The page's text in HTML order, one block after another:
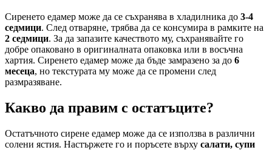
Сиренето едамер може да се съхранява в хладилника до 3-4
седмици. След отваряне, трябва да се консумира в рамките на
2 седмици. За да запазите качеството му, съхранявайте го
добре опаковано в оригиналната опаковка или в восъчна
хартия. Сиренето едамер може да бъде замразено за до 6
месеца, но текстурата му може да се промени след
размразяване.
Какво да правим с остатъците?
Остатъчното сирене едамер може да се използва в различни
солени ястия. Настържете го и поръсете върху салати, супи